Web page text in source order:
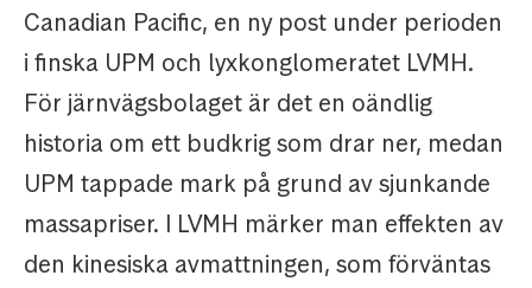
Canadian Pacific, en ny post under perioden
i finska UPM och lyxkonglomeratet LVMH.
För järnvägsbolaget är det en oändlig
historia om ett budkrig som drar ner, medan
UPM tappade mark på grund av sjunkande
massapriser. I LVMH märker man effekten av
den kinesiska avmattningen, som förväntas